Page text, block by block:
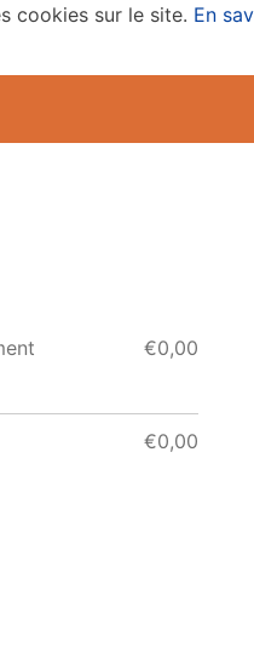
cookies sur le site. En
€0,00
€0,00